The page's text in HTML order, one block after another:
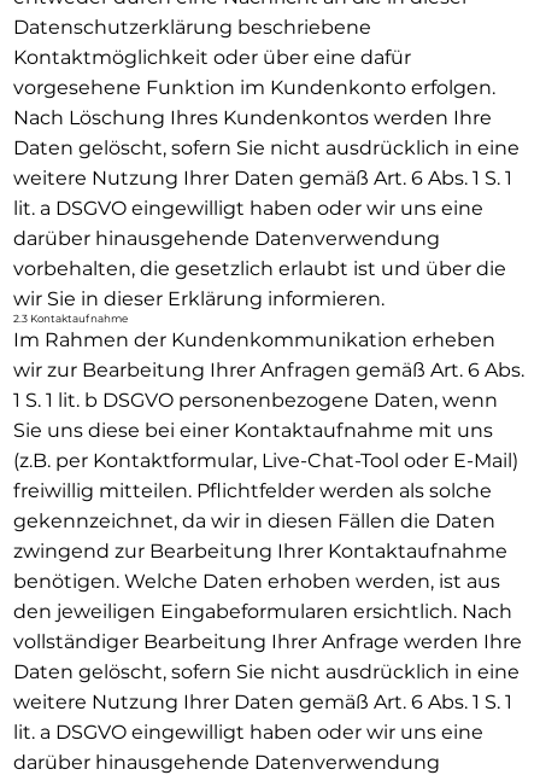
Datenschutzerklärung beschriebene
Kontaktmöglichkeit oder über eine dafür
vorgesehene Funktion im Kundenkonto erfolgen.
Nach Löschung Ihres Kundenkontos werden Ihre
Daten gelöscht, sofern Sie nicht ausdrücklich in eine
weitere Nutzung Ihrer Daten gemäß Art. 6 Abs. 1 S. 1
lit. a DSGVO eingewilligt haben oder wir uns eine
darüber hinausgehende Datenverwendung
vorbehalten, die gesetzlich erlaubt ist und über die
wir Sie in dieser Erklärung informieren.
2.3 Kontaktaufnahme
Im Rahmen der Kundenkommunikation erheben
wir zur Bearbeitung Ihrer Anfragen gemäß Art. 6 Abs.
1 S. 1 lit. b DSGVO personenbezogene Daten, wenn
Sie uns diese bei einer Kontaktaufnahme mit uns
(z.B. per Kontaktformular, Live-Chat-Tool oder E-Mail)
freiwillig mitteilen. Pflichtfelder werden als solche
gekennzeichnet, da wir in diesen Fällen die Daten
zwingend zur Bearbeitung Ihrer Kontaktaufnahme
benötigen. Welche Daten erhoben werden, ist aus
den jeweiligen Eingabeformularen ersichtlich. Nach
vollständiger Bearbeitung Ihrer Anfrage werden Ihre
Daten gelöscht, sofern Sie nicht ausdrücklich in eine
weitere Nutzung Ihrer Daten gemäß Art. 6 Abs. 1 S. 1
lit. a DSGVO eingewilligt haben oder wir uns eine
darüber hinausgehende Datenverwendung